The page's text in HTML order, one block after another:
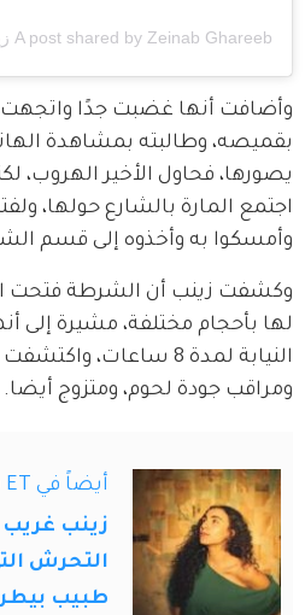
وأضافت أنها غضبت جدًا
بقميصه، وطالبته بمشاهدة
يصورها، فحاول الأخير الهروب،
اجتمع المارة بالشارع حولها،
وأمسكوا به وأخذوه إلى قسم
لها بأحجام مختلفة، مشيرة إلى
النيابة لمدة 8 ساعات،
ومراقب جودة لحوم، ومتزوج أيضا.
أيضاً في ET بالعربي
زينب
التحرش
طبيب